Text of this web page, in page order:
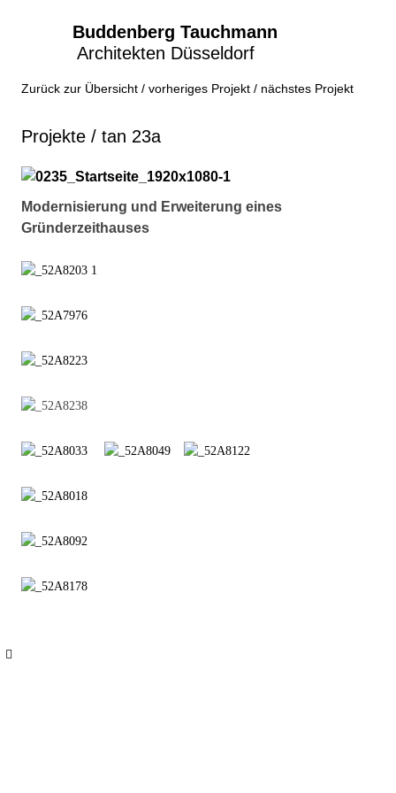
Inhalt
springen
Buddenberg Tauchmann
Architekten Düsseldorf
Artikel-
Zurück zur Übersicht vorheriges Projekt nächstes Projekt
Projekte / tan 23a
Modernisierung und Erweiterung eines
Gründerzeithauses